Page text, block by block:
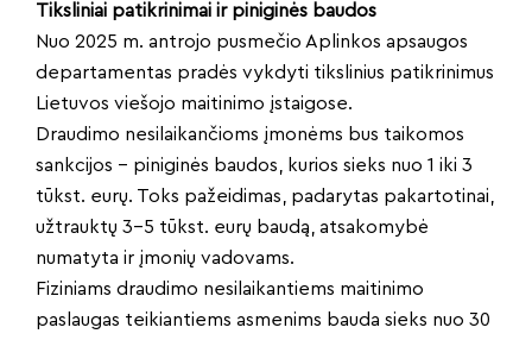
Tiksliniai patikrinimai ir piniginės baudos
Nuo 2025 m. antrojo pusmečio Aplinkos apsaugos
departamentas pradės vykdyti tikslinius patikrinimus
Lietuvos viešojo maitinimo įstaigose.
Draudimo nesilaikančioms įmonėms bus taikomos
sankcijos – piniginės baudos, kurios sieks nuo 1 iki 3
tūkst. eurų. Toks pažeidimas, padarytas pakartotinai,
užtrauktų 3-5 tūkst. eurų baudą, atsakomybė
numatyta ir įmonių vadovams.
Fiziniams draudimo nesilaikantiems maitinimo
paslaugas teikiantiems asmenims bauda sieks nuo 30